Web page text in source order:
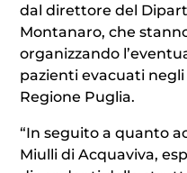
dal direttore del
Montanaro, che
organizzando
pazienti evacuati
Regione Puglia.
“In seguito a quanto
Miulli di Acquaviva,